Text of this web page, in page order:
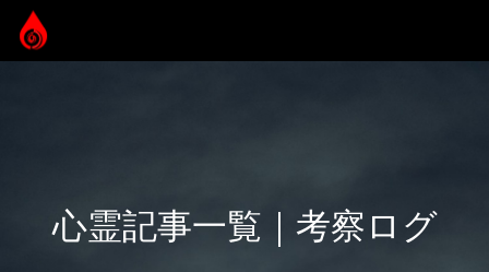
心霊記事一覧｜考察ログ